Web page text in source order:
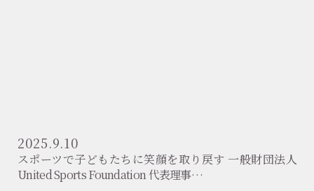
2025.9.10
スポーツで子どもたちに笑顔を取り戻す 一般財団法人
United Sports Foundation 代表理事…